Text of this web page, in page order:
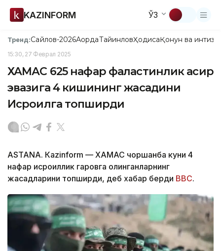
KAZINFORM ЎЗ
Тренд:Сайлов-2026АқордаТайинловҲодисаҚонун ва
15:30, 27 Феврал 2025
ХАМАС 625 нафар фаластинлик асир
эвазига 4 кишининг жасадини
Исроилга топширди
ASTANА. Кazinform — ХАМАС чоршанба куни 4
нафар исроиллик гаровга олинганларнинг
жасадларини топширди, деб хабар берди BBC.